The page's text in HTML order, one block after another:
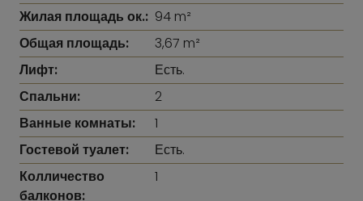
Жилая площадь ок.: 94 m²
Общая площадь:
3,67 m²
Лифт:
Есть.
Спальни:
2
Ванные комнаты:
1
Гостевой туалет:
Есть.
Колличество
балконов:
1